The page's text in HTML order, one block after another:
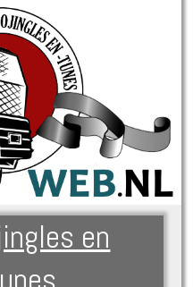
en